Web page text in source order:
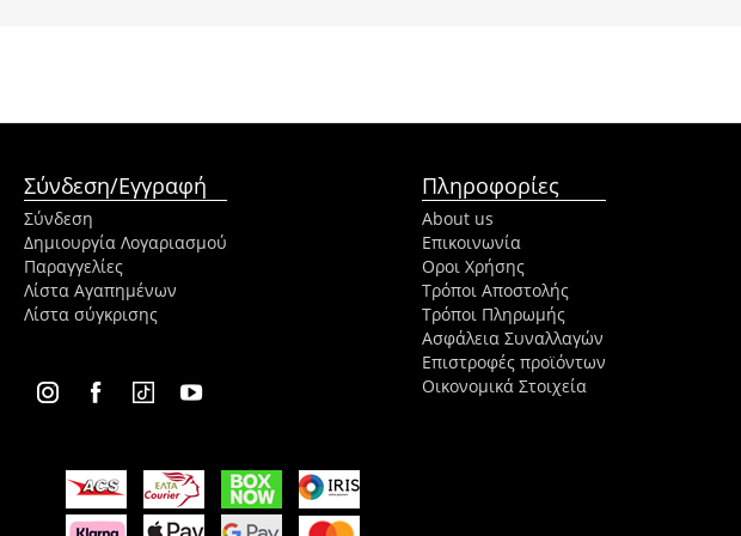
Σύνδεση/Εγγραφή
Σύνδεση
Δημιουργία Λογαριασμού
Παραγγελίες
Λίστα Αγαπημένων
Λίστα σύγκρισης
Πληροφορίες
About us
Επικοινωνία
Οροι Χρήσης
Τρόποι Αποστολής
Τρόποι Πληρωμής
Ασφάλεια Συναλλαγών
Επιστροφές προϊόντων
Οικονομικά Στοιχεία